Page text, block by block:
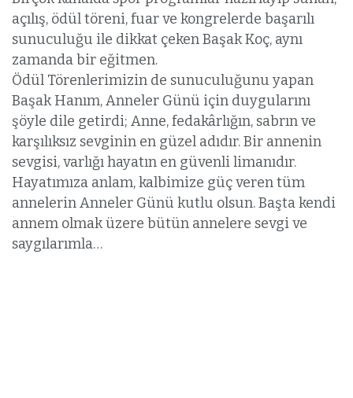
açılış, ödül töreni, fuar ve kongrelerde başarılı
sunuculuğu ile dikkat çeken Başak Koç, aynı
zamanda bir eğitmen.
Ödül Törenlerimizin de sunuculuğunu yapan
Başak Hanım, Anneler Günü için duygularını
şöyle dile getirdi; Anne, fedakârlığın, sabrın ve
karşılıksız sevginin en güzel adıdır. Bir annenin
sevgisi, varlığı hayatın en güvenli limanıdır.
Hayatımıza anlam, kalbimize güç veren tüm
annelerin Anneler Günü kutlu olsun. Başta kendi
annem olmak üzere bütün annelere sevgi ve
saygılarımla…